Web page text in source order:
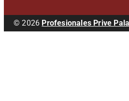
© 2026 Profesionales Prive